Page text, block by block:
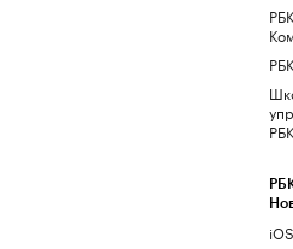
РБК
РБК
iOS